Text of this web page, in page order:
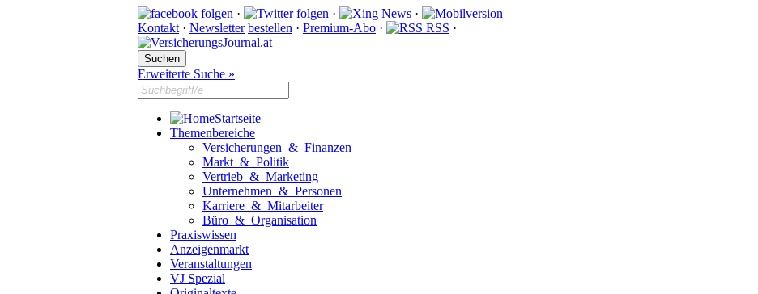
· ·
·
Kontakt · Newsletter bestellen · Premium-Abo · RSS ·
Erweiterte Suche »
Startseite
Themenbereiche
Versicherungen & Finanzen
Markt & Politik
Vertrieb & Marketing
Unternehmen & Personen
Karriere & Mitarbeiter
Büro & Organisation
Praxiswissen
Anzeigenmarkt
Veranstaltungen
VJ Spezial